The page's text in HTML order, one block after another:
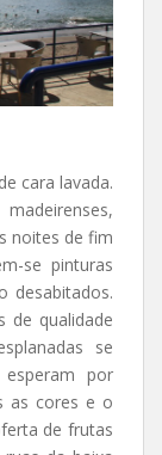
cara lavada.
noites de fim
se pinturas
desabitados.
de qualidade
se
por
as cores e o
de frutas